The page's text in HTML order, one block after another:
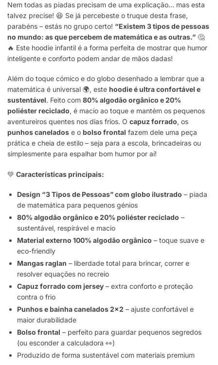
Nem todas as piadas precisam de uma explicação… mas esta
talvez precise! 😆 Se já percebeste o truque desta frase,
parabéns – estás no grupo certo! “Existem 3 tipos de pessoas
no mundo: as que percebem de matemática e as outras.” 🤔
🔥 Este hoodie infantil é a forma perfeita de mostrar que humor
inteligente e conforto podem andar de mãos dadas!
Além do toque cómico e do globo desenhado a lembrar que a
matemática é universal 🌍, este hoodie é ultra confortável e
sustentável. Feito com 80% algodão orgânico e 20%
poliéster reciclado, é macio ao toque e mantém os pequenos
aventureiros quentes nos dias frios. O capuz forrado, os
punhos canelados e o bolso frontal fazem dele uma peça
prática e cheia de estilo – seja para a escola, brincadeiras ou
simplesmente para espalhar bom humor por aí!
💚 Características principais:
Design “3 Tipos de Pessoas” com globo ilustrado – piada
de matemática para pequenos génios
80% algodão orgânico e 20% poliéster reciclado –
sustentável, respirável e macio
Material externo 100% algodão orgânico – toque suave e
eco-friendly
Mangas raglan – liberdade total para brincar, correr e
resolver equações no recreio
Capuz forrado com jersey – extra conforto e proteção
contra o frio
Punhos e bainha canelados 2×2 – ajuste confortável e
maior durabilidade
Bolso frontal – perfeito para guardar pequenos segredos
(ou esconder a calculadora 👀)
Produzido de forma sustentável com materiais premium